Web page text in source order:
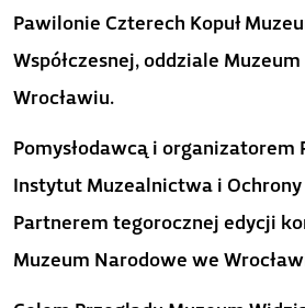
Pawilonie Czterech Kopuł
Współczesnej, oddziale
Wrocławiu.
Pomysłodawcą i organizatorem
Instytut Muzealnictwa i
Partnerem tegorocznej edycji
Muzeum Narodowe we